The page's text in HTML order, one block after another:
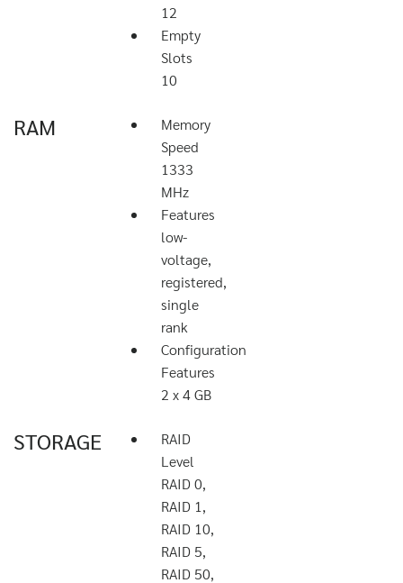
12
Empty
Slots
10
RAM
Memory
Speed
1333
MHz
Features
low-
voltage,
registered,
single
rank
Configuration
Features
2 x 4 GB
STORAGE
RAID
Level
RAID 0,
RAID 1,
RAID 10,
RAID 5,
RAID 50,